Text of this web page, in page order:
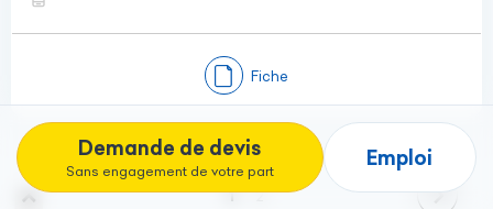
Demande de devis
Sans engagement de votre part
Emploi
Fiche
1(current)
2